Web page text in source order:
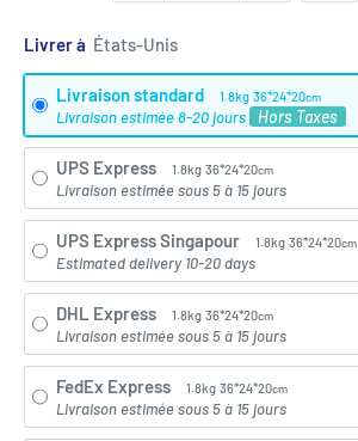
Livrer à
Livraison standard 1.8kg 36*24*20cm
Livraison estimée 8-20 jours Hors Taxes
UPS Express 1.8kg 36*24*20cm
Livraison estimée sous 5 à 15 jours
UPS Express Singapour 1.8kg 36*24*20cm
Estimated delivery 10-20 days
DHL Express 1.8kg 36*24*20cm
Livraison estimée sous 5 à 15 jours
FedEx Express 1.8kg 36*24*20cm
Livraison estimée sous 5 à 15 jours